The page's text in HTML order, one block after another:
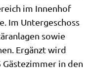
im Innenhof
Im Untergeschoss
sowie
Ergänzt wird
in den